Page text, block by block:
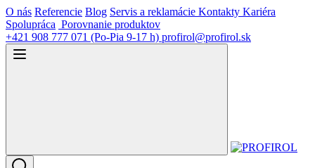
O nás Referencie Blog Servis a reklamácie Kontakty Kariéra
Spolupráca Porovnanie produktov
+421 908 777 071 (Po-Pia 9-17 h) profirol@profirol.sk